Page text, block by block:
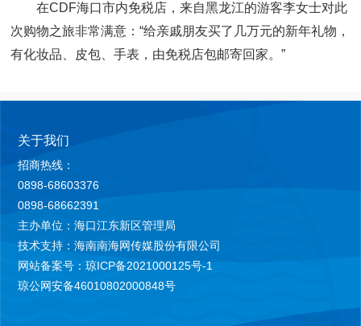
在CDF海口市内免税店，来自黑龙江的游客李女士对此
次购物之旅非常满意：“给亲戚朋友买了几万元的新年礼物，
有化妆品、皮包、手表，由免税店包邮寄回家。”
关于我们
招商热线：
0898-68603376
0898-68662391
主办单位：海口江东新区管理局
技术支持：海南南海网传媒股份有限公司
网站备案号：琼ICP备2021000125号-1
琼公网安备46010802000848号